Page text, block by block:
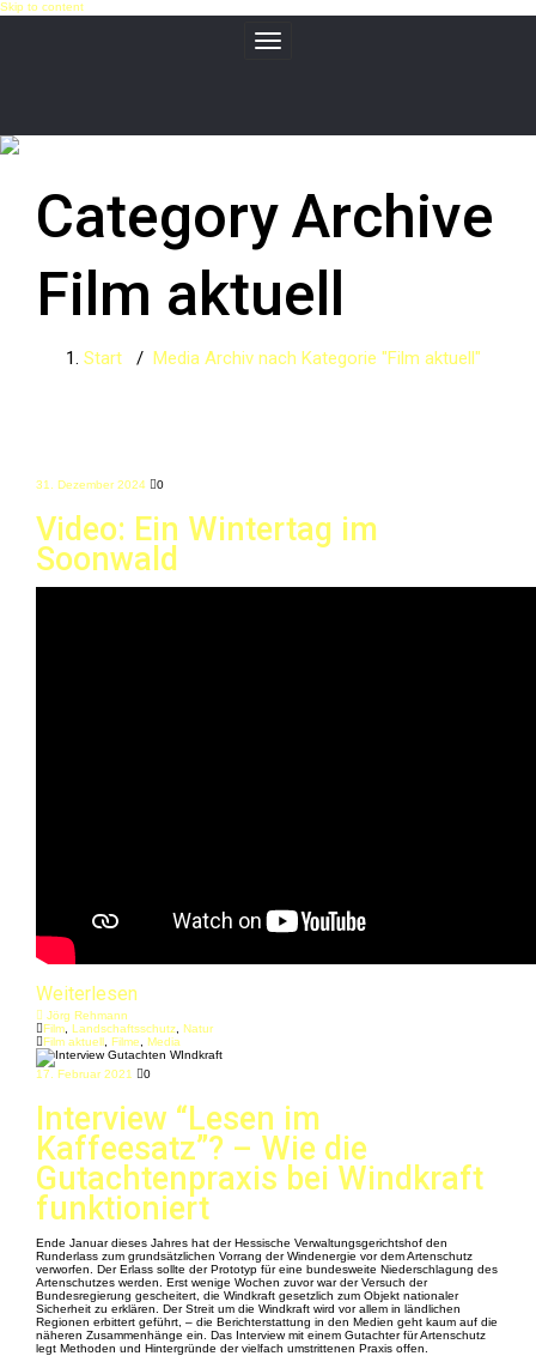
Skip to content
Toggle navigation
Category Archive
Film aktuell
Start / Media Archiv nach Kategorie "Film aktuell"
31. Dezember 2024 0
Video: Ein Wintertag im
Soonwald
Weiterlesen
Jörg Rehmann
Film Landschaftsschutz Natur
Film aktuell Filme Media
17. Februar 2021 0
Interview “Lesen im
Kaffeesatz”? – Wie die
Gutachtenpraxis bei Windkraft
funktioniert
Ende Januar dieses Jahres hat der Hessische Verwaltungsgerichtshof den
Runderlass zum grundsätzlichen Vorrang der Windenergie vor dem Artenschutz
verworfen. Der Erlass sollte der Prototyp für eine bundesweite Niederschlagung des
Artenschutzes werden. Erst wenige Wochen zuvor war der Versuch der
Bundesregierung gescheitert, die Windkraft gesetzlich zum Objekt nationaler
Sicherheit zu erklären. Der Streit um die Windkraft wird vor allem in ländlichen
Regionen erbittert geführt, – die Berichterstattung in den Medien geht kaum auf die
näheren Zusammenhänge ein. Das Interview mit einem Gutachter für Artenschutz
legt Methoden und Hintergründe der vielfach umstrittenen Praxis offen.